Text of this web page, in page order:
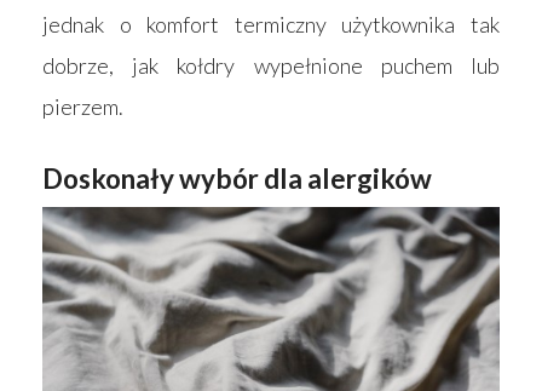
jednak o komfort termiczny użytkownika tak
dobrze, jak kołdry wypełnione puchem lub
pierzem.
Doskonały wybór dla alergików